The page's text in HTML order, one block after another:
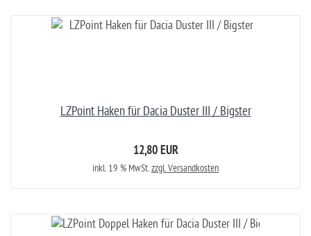
LZPoint Haken für Dacia Duster III / Bigster
12,80 EUR
inkl. 19 % MwSt.zzgl. Versandkosten